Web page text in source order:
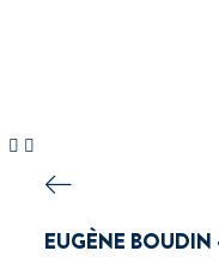
EUGÈNE BOUDIN